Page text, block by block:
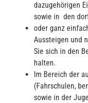
dazugehörigen
sowie in den
oder ganz
Aussteigen und
Sie sich in den
halten.
Im Bereich der
(Fahrschulen,
sowie in der